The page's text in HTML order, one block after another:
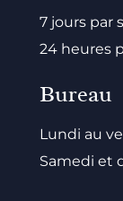
7 jours par
24 heures
Bureau
Lundi au
Samedi et